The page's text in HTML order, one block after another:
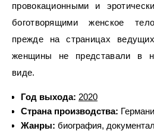
провокационными и
боготворящими женское
прежде на страницах
женщины не представали в
виде.
Год выхода: 2020
Страна производства:
Жанры: биография,